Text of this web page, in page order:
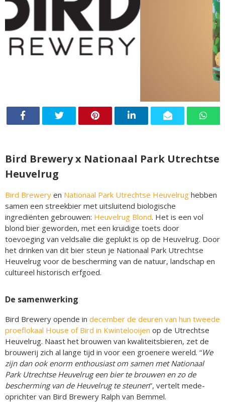
Bird Brewery x Nationaal Park Utrechtse
Heuvelrug
Bird Brewery en Nationaal Park Utrechtse Heuvelrug hebben
samen een streekbier met uitsluitend biologische
ingrediënten gebrouwen: Heuvelrug Blond. Het is een vol
blond bier geworden, met een kruidige toets door
toevoeging van veldsalie die geplukt is op de Heuvelrug. Door
het drinken van dit bier steun je Nationaal Park Utrechtse
Heuvelrug voor de bescherming van de natuur, landschap en
cultureel historisch erfgoed.
De samenwerking
Bird Brewery opende in december de deuren van hun tweede
proeflokaal House of Bird in Kwintelooijen op de Utrechtse
Heuvelrug. Naast het brouwen van kwaliteitsbieren, zet de
brouwerij zich al lange tijd in voor een groenere wereld. “We
zijn dan ook enorm enthousiast om samen met Nationaal
Park Utrechtse Heuvelrug een bier te brouwen en zo de
bescherming van de Heuvelrug te steunen”, vertelt mede-
oprichter van Bird Brewery Ralph van Bemmel.